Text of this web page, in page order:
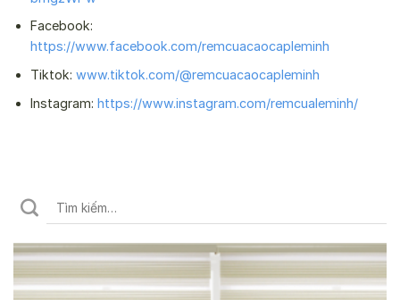
Facebook:
https://www.facebook.com/remcuacaocapleminh
Tiktok: www.tiktok.com/@remcuacaocapleminh
Instagram: https://www.instagram.com/remcualeminh/